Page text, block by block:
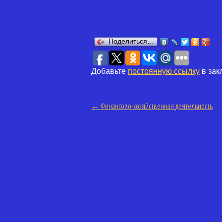
Поделиться…
Добавьте постоянную ссылку в
Навигация по статьям
← Финансово-хозяйственная деятельность